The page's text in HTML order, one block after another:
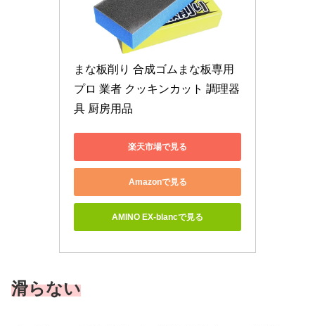
まな板削り 合成ゴムまな板専用
プロ 業者 クッキンカット 調理器
具 厨房用品
楽天市場で見る
Amazonで見る
AMINO EX-blancで見る
滑らない